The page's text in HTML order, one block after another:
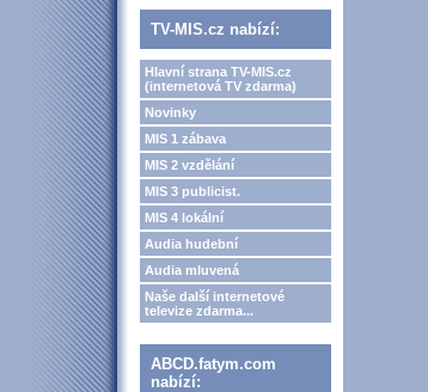
TV-MIS.cz nabízí:
Hlavní strana TV-MIS.cz
(internetová TV zdarma)
Novinky
MIS 1 zábava
MIS 2 vzdělání
MIS 3 publicist.
MIS 4 lokální
Audia hudební
Audia mluvená
Naše další internetové
televize zdarma...
ABCD.fatym.com
nabízí: